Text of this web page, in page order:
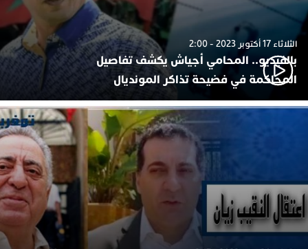
الثلاثاء 17 أكتوبر 2023 - 2:00
بالفيديو.. المحامي أجياش يكشف تفاصيل
المحاكمة في فضيحة تذاكر المونديال